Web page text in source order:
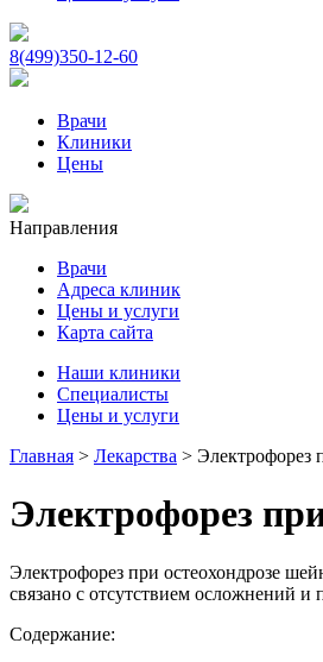
8(499)350-12-60
Врачи
Клиники
Цены
Направления
Врачи
Адреса клиник
Цены и услуги
Карта сайта
Наши клиники
Специалисты
Цены и услуги
Главная > Лекарства > Электрофорез
Электрофорез
Электрофорез при остеохондрозе
связано с отсутствием осложнений и
Содержание: